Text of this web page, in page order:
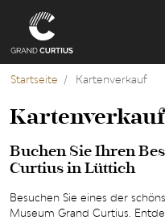
Startseite Kartenverkauf
Kartenverkauf
Buchen Sie Ihren
Curtius in Lüttich
Besuchen Sie eines der
Museum Grand Curtius.